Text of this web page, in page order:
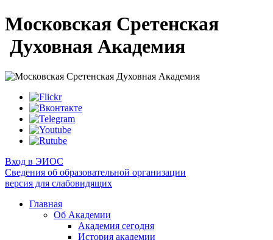
Московская Сретенская
Духовная Академия
Вход в ЭИОС
Сведения об образовательной организации
версия для слабовидящих
Главная
Об Академии
Академия сегодня
История академии